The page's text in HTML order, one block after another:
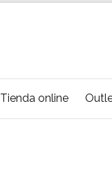
Tienda online